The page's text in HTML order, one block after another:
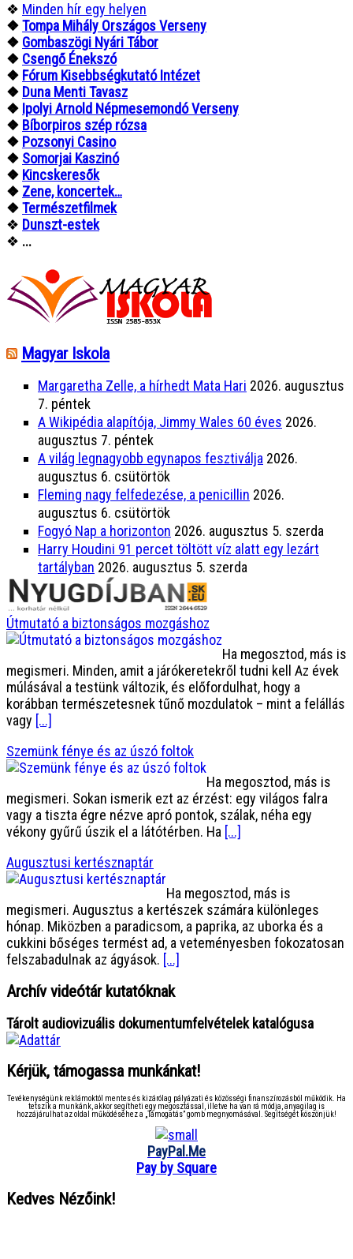
❖ Minden hír egy helyen
❖Tompa Mihály Országos Verseny
❖ Gombaszögi Nyári Tábor
❖ Csengő Énekszó
❖ Fórum Kisebbségkutató Intézet
❖ Duna Menti Tavasz
❖ Ipolyi Arnold Népmesemondó Verseny
❖ Bíborpiros szép rózsa
❖ Pozsonyi Casino
❖ Somorjai Kaszinó
❖ Kincskeresők
❖ Zene, koncertek…
❖Természetfilmek
❖ Dunszt-estek
❖ ...
Magyar Iskola
Margaretha Zelle, a hírhedt Mata Hari 2026. augusztus
7. péntek
A Wikipédia alapítója, Jimmy Wales 60 éves 2026.
augusztus 7. péntek
A világ legnagyobb egynapos fesztiválja 2026.
augusztus 6. csütörtök
Fleming nagy felfedezése, a penicillin 2026.
augusztus 6. csütörtök
Fogyó Nap a horizonton 2026. augusztus 5. szerda
Harry Houdini 91 percet töltött víz alatt egy lezárt
tartályban 2026. augusztus 5. szerda
Útmutató a biztonságos mozgáshoz
Ha megosztod, más is
megismeri. Minden, amit a járókeretekről tudni kell Az évek
múlásával a testünk változik, és előfordulhat, hogy a
korábban természetesnek tűnő mozdulatok – mint a felállás
vagy [...]
Szemünk fénye és az úszó foltok
Ha megosztod, más is
megismeri. Sokan ismerik ezt az érzést: egy világos falra
vagy a tiszta égre nézve apró pontok, szálak, néha egy
vékony gyűrű úszik el a látótérben. Ha [...]
Augusztusi kertésznaptár
Ha megosztod, más is
megismeri. Augusztus a kertészek számára különleges
hónap. Miközben a paradicsom, a paprika, az uborka és a
cukkini bőséges termést ad, a veteményesben fokozatosan
felszabadulnak az ágyások. [...]
Archív videótár kutatóknak
Tárolt audiovizuális dokumentumfelvételek katalógusa
Kérjük, támogassa munkánkat!
Tevékenységünk reklámoktól mentes és kizárólag pályázati és közösségi finanszírozásból működik. Ha
tetszik a munkánk, akkor segítheti egy megosztással, illetve ha van rá módja, anyagilag is
hozzájárulhat az oldal működéséhez a „Támogatás” gomb megnyomásával. Segítségét köszönjük!
PayPal.Me
Pay by Square
Kedves Nézőink!